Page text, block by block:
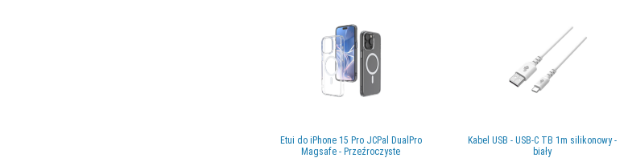
Etui do iPhone 15 Pro JCPal DualPro
Magsafe - Przeźroczyste
Kabel USB - USB-C TB 1m silikonowy -
biały